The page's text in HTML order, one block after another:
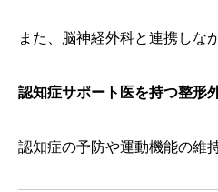
また、脳神経外科と連携しな
認知症サポート医を持つ整形
認知症の予防や運動機能の維